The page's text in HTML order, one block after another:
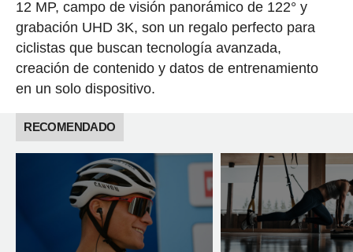
12 MP, campo de visión panorámico de 122° y
grabación UHD 3K, son un regalo perfecto para
ciclistas que buscan tecnología avanzada,
creación de contenido y datos de entrenamiento
en un solo dispositivo.
RECOMENDADO